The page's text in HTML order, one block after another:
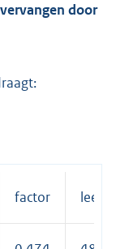
door
factor